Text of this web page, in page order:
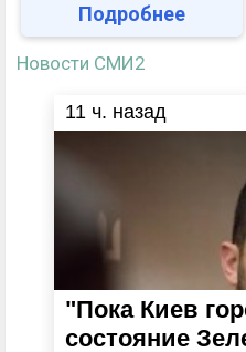
Подробнее
Новости СМИ2
11 ч. назад
"Пока Киев
состояние